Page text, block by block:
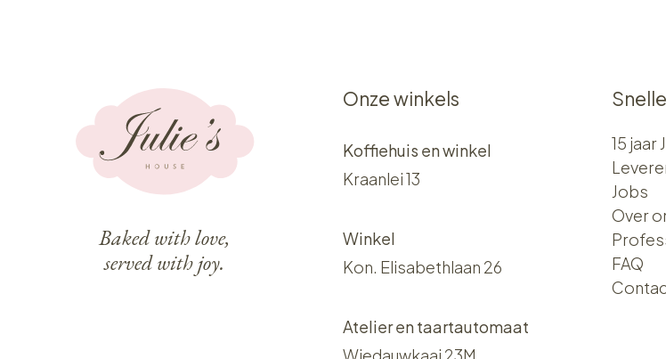
Baked with love,
served with joy.
Onze winkels
Koffiehuis en winkel
Kraanlei 13
Winkel
Kon. Elisabethlaan 26
Atelier en taartautomaat
15 jaar
Jobs
Over
FAQ